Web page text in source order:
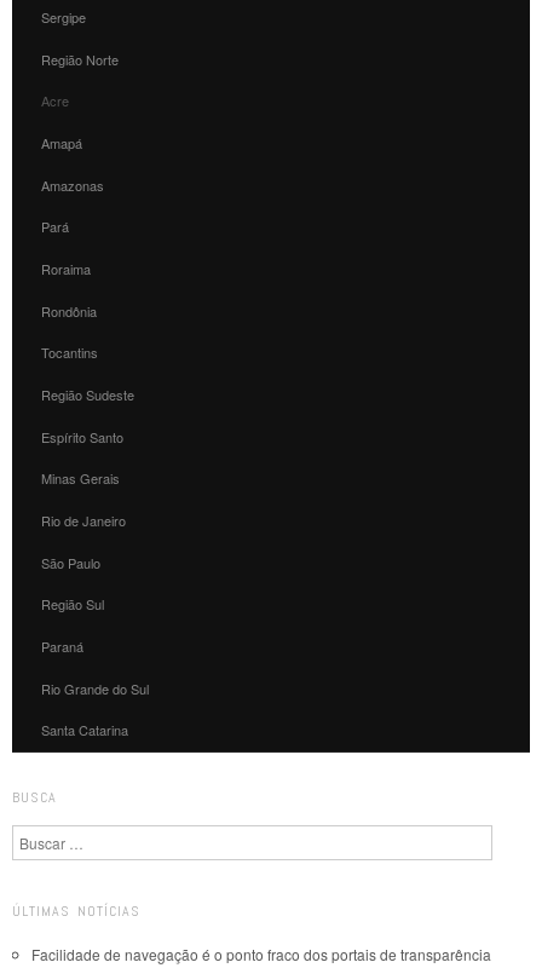
Sergipe
Região Norte
Acre
Amapá
Amazonas
Pará
Roraima
Rondônia
Tocantins
Região Sudeste
Espírito Santo
Minas Gerais
Rio de Janeiro
São Paulo
Região Sul
Paraná
Rio Grande do Sul
Santa Catarina
BUSCA
Pesquisa
ÚLTIMAS NOTÍCIAS
Facilidade de navegação é o ponto fraco dos portais de transparência